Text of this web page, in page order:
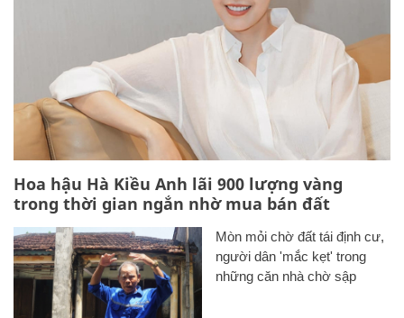
Hoa hậu Hà Kiều Anh lãi 900 lượng vàng
trong thời gian ngắn nhờ mua bán đất
Mòn mỏi chờ đất tái định cư,
người dân 'mắc kẹt' trong
những căn nhà chờ sập